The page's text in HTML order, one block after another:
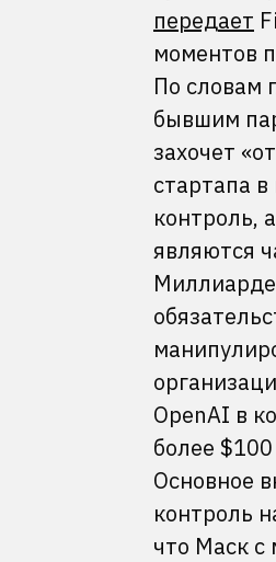
передает
моментов
По словам
бывшим
захочет
стартапа
контроль,
являются
OpenAI в
более
Основное
контроль
что Маск с